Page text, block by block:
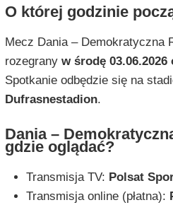
O której godzinie
Mecz Dania – Demokratyczna
rozegrany w środę
Spotkanie odbędzie się na
Dufrasnestadion.
Dania –
gdzie oglądać?
Transmisja TV: Polsat
Transmisja online (płatna):